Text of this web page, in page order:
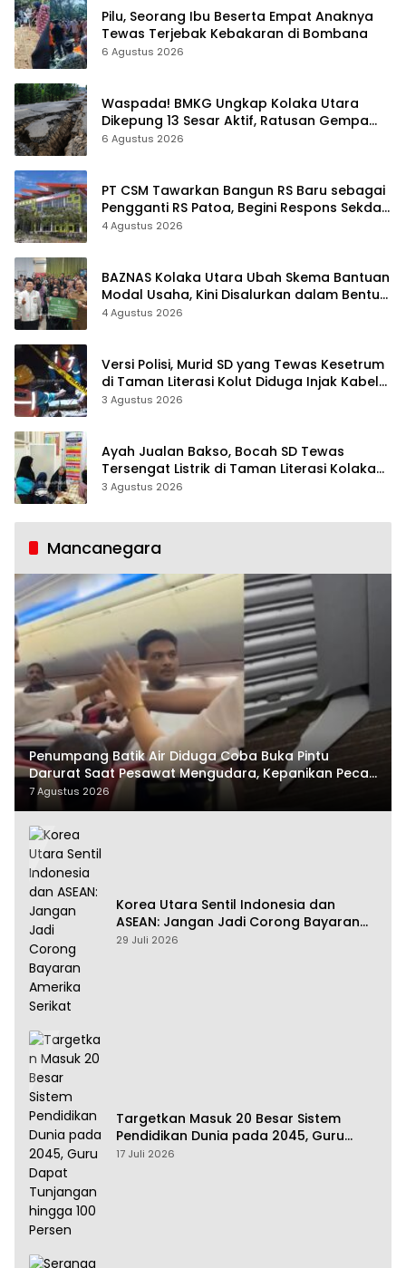
Pilu, Seorang Ibu Beserta Empat Anaknya
Tewas Terjebak Kebakaran di Bombana
6 Agustus 2026
Waspada! BMKG Ungkap Kolaka Utara
Dikepung 13 Sesar Aktif, Ratusan Gempa
Sudah Terekam
6 Agustus 2026
PT CSM Tawarkan Bangun RS Baru sebagai
Pengganti RS Patoa, Begini Respons Sekda
Kolut
4 Agustus 2026
BAZNAS Kolaka Utara Ubah Skema Bantuan
Modal Usaha, Kini Disalurkan dalam Bentuk
Barang Senilai Rp419,5 Juta
4 Agustus 2026
Versi Polisi, Murid SD yang Tewas Kesetrum
di Taman Literasi Kolut Diduga Injak Kabel
Beraliran Listrik
3 Agustus 2026
Ayah Jualan Bakso, Bocah SD Tewas
Tersengat Listrik di Taman Literasi Kolaka
Utara
3 Agustus 2026
Mancanegara
Penumpang Batik Air Diduga Coba Buka Pintu
Darurat Saat Pesawat Mengudara, Kepanikan Pecah
di Dalam Kabin
7 Agustus 2026
Korea Utara Sentil Indonesia dan
ASEAN: Jangan Jadi Corong Bayaran
Amerika Serikat
29 Juli 2026
Targetkan Masuk 20 Besar Sistem
Pendidikan Dunia pada 2045, Guru
Dapat Tunjangan hingga 100 Persen
17 Juli 2026